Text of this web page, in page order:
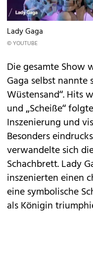
Lady Gaga
© YOUTUBE
Die gesamte Show
Gaga selbst nannte
Wüstensand“. Hits
und „Scheiße“
Inszenierung und
Besonders
verwandelte sich
Schachbrett. Lady
inszenierten einen
eine symbolische
als Königin